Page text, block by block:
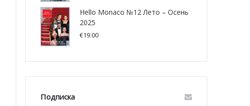
Hello Monaco №12 Лето – Осень
2025
€19.00
Подписка